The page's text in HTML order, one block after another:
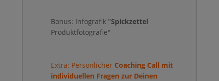
Bonus: Infografik "Spickzettel
Produktfotografie"
Extra: Persönlicher Coaching Call mit
individuellen Fragen zur Deinen